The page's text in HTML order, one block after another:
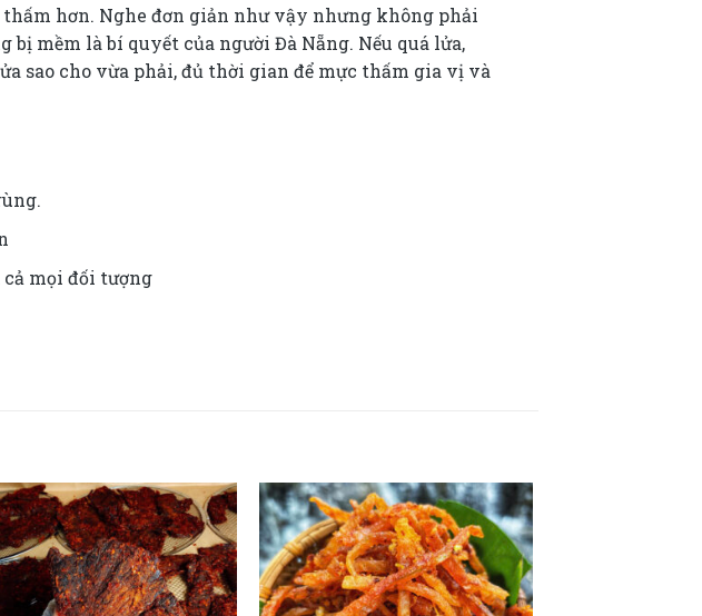
hơn. Nghe đơn giản như vậy nhưng không phải
mềm là bí quyết của người Đà Nẵng. Nếu quá lửa,
sao cho vừa phải, đủ thời gian để mực thấm gia vị và
cả mọi đối tượng